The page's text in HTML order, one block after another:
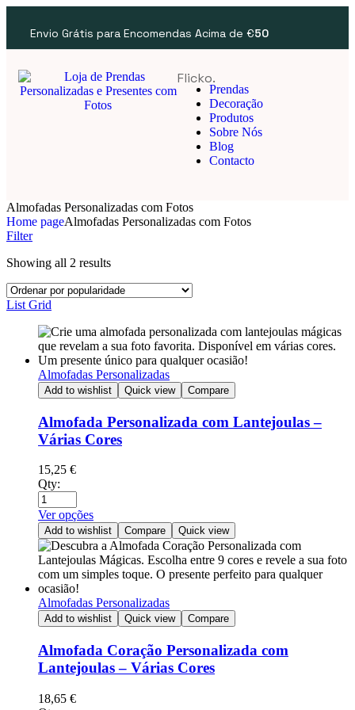
Envio Grátis para Encomendas Acima de €50
Prendas
Decoração
Produtos
Sobre Nós
Blog
Contacto
Flicko.
Almofadas Personalizadas com Fotos
Home pageAlmofadas Personalizadas com Fotos
Filter
Showing all 2 results
List Grid
Almofadas Personalizadas
Add to wishlist Quick view Compare
Almofada Personalizada com Lantejoulas –
Várias Cores
15,25 €
Qty:
Ver opções
Add to wishlist Compare Quick view
Almofadas Personalizadas
Add to wishlist Quick view Compare
Almofada Coração Personalizada com
Lantejoulas – Várias Cores
18,65 €